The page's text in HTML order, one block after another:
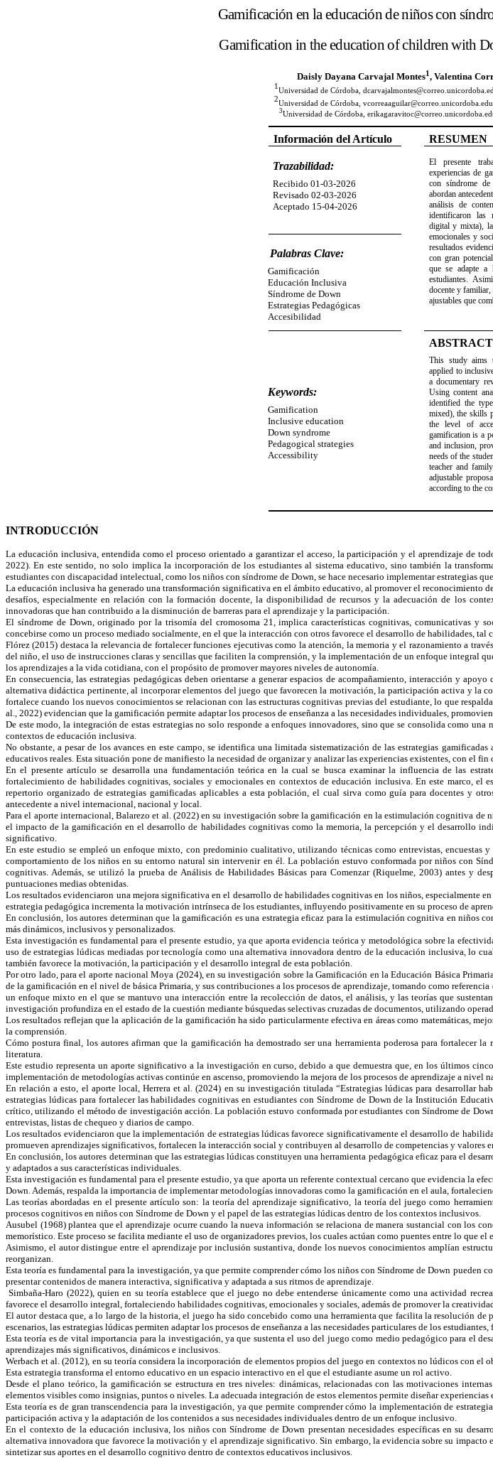
Gamificación en la educación de niños con
Gamification in the education of children with
Daisly Dayana Carvajal Montes1, Valentina
1
Universidad de Córdoba,
2
Universidad de Córdoba,
3Universidad de Córdoba,
Información del Artículo RESUMEN
Trazabilidad:
Recibido 01-03-2026
Revisado 02-03-2026
Aceptado 15-04-2026
El presente
experiencias de
con síndrome
abordan
análisis de
identificaron las
digital y mixta),
emocionales y
resultados
con gran
que se adapte a
estudiantes.
docente y familiar,
ajustables que
Palabras Clave:
Gamificación
Educación Inclusiva
Síndrome de Down
Estrategias Pedagógicas
Accesibilidad
Keywords:
Gamification
Inclusive education
Down syndrome
Pedagogical strategies
Accessibility
ABSTRACT
This study aims
applied to
a documentary
Using content
identified the
mixed), the skills
the level of
gamification is a
and inclusion,
needs of the
teacher and
adjustable
according to the
INTRODUCCIÓN
La educación inclusiva, entendida como el proceso orientado a garantizar el acceso, la participación y el aprendizaje de
2022). En este sentido, no solo implica la incorporación de los estudiantes al sistema educativo, sino también la
estudiantes con discapacidad intelectual, como los niños con síndrome de Down, se hace necesario implementar estrategias
La educación inclusiva ha generado una transformación significativa en el ámbito educativo, al promover el reconocimiento
desafíos, especialmente en relación con la formación docente, la disponibilidad de recursos y la adecuación de los
innovadoras que han contribuido a la disminución de barreras para el aprendizaje y la participación.
El síndrome de Down, originado por la trisomía del cromosoma 21, implica características cognitivas, comunicativas y
concebirse como un proceso mediado socialmente, en el que la interacción con otros favorece el desarrollo de habilidades, tal
Flórez (2015) destaca la relevancia de fortalecer funciones ejecutivas como la atención, la memoria y el razonamiento a
del niño, el uso de instrucciones claras y sencillas que faciliten la comprensión, y la implementación de un enfoque
los aprendizajes a la vida cotidiana, con el propósito de promover mayores niveles de autonomía.
En consecuencia, las estrategias pedagógicas deben orientarse a generar espacios de acompañamiento, interacción y
alternativa didáctica pertinente, al incorporar elementos del juego que favorecen la motivación, la participación activa y la
fortalece cuando los nuevos conocimientos se relacionan con las estructuras cognitivas previas del estudiante, lo que
al., 2022) evidencian que la gamificación permite adaptar los procesos de enseñanza a las necesidades individuales,
De este modo, la integración de estas estrategias no solo responde a enfoques innovadores, sino que se consolida como
contextos de educación inclusiva.
No obstante, a pesar de los avances en este campo, se identifica una limitada sistematización de las estrategias
educativos reales. Esta situación pone de manifiesto la necesidad de organizar y analizar las experiencias existentes, con el
En el presente artículo se desarrolla una fundamentación teórica en la cual se busca examinar la influencia de las
fortalecimiento de habilidades cognitivas, sociales y emocionales en contextos de educación inclusiva. En este marco,
repertorio organizado de estrategias gamificadas aplicables a esta población, el cual sirva como guía para docentes y
antecedente a nivel internacional, nacional y local.
Para el aporte internacional, Balarezo et al. (2022) en su investigación sobre la gamificación en la estimulación cognitiva
el impacto de la gamificación en el desarrollo de habilidades cognitivas como la memoria, la percepción y el desarrollo
significativo.
En este estudio se empleó un enfoque mixto, con predominio cualitativo, utilizando técnicas como entrevistas,
comportamiento de los niños en su entorno natural sin intervenir en él. La población estuvo conformada por niños con
cognitivas. Además, se utilizó la prueba de Análisis de Habilidades Básicas para Comenzar (Riquelme, 2003) antes y
puntuaciones medias obtenidas.
Los resultados evidenciaron una mejora significativa en el desarrollo de habilidades cognitivas en los niños, especialmente
estrategia pedagógica incrementa la motivación intrínseca de los estudiantes, influyendo positivamente en su proceso de
En conclusión, los autores determinan que la gamificación es una estrategia eficaz para la estimulación cognitiva en niños
más dinámicos, inclusivos y personalizados.
Esta investigación es fundamental para el presente estudio, ya que aporta evidencia teórica y metodológica sobre la
uso de estrategias lúdicas mediadas por tecnología como una alternativa innovadora dentro de la educación inclusiva, lo
también favorece la motivación, la participación y el desarrollo integral de esta población.
Por otro lado, para el aporte nacional Moya (2024), en su investigación sobre la Gamificación en la Educación Básica
de la gamificación en el nivel de básica Primaria, y sus contribuciones a los procesos de aprendizaje, tomando como
un enfoque mixto en el que se mantuvo una interacción entre la recolección de datos, el análisis, y las teorías que
investigación profundiza en el estado de la cuestión mediante búsquedas selectivas cruzadas de documentos, utilizando
Los resultados reflejan que la aplicación de la gamificación ha sido particularmente efectiva en áreas como matemáticas,
la comprensión.
Cómo postura final, los autores afirman que la gamificación ha demostrado ser una herramienta poderosa para fortalecer
literatura.
Este estudio representa un aporte significativo a la investigación en curso, debido a que demuestra que, en los últimos
implementación de metodologías activas continúe en ascenso, promoviendo la mejora de los procesos de aprendizaje a nivel
En relación a esto, el aporte local, Herrera et al. (2024) en su investigación titulada “Estrategias lúdicas para desarrollar
estrategias lúdicas para fortalecer las habilidades cognitivas en estudiantes con Síndrome de Down de la Institución
crítico, utilizando el método de investigación acción. La población estuvo conformada por estudiantes con Síndrome de
entrevistas, listas de chequeo y diarios de campo.
Los resultados evidenciaron que la implementación de estrategias lúdicas favorece significativamente el desarrollo de
promueven aprendizajes significativos, fortalecen la interacción social y contribuyen al desarrollo de competencias y valores
En conclusión, los autores determinan que las estrategias lúdicas constituyen una herramienta pedagógica eficaz para el
y adaptados a sus características individuales.
Esta investigación es fundamental para el presente estudio, ya que aporta un referente contextual cercano que evidencia la
Down. Además, respalda la importancia de implementar metodologías innovadoras como la gamificación en el aula,
Las teorías abordadas en el presente artículo son: la teoría del aprendizaje significativo, la teoría del juego como
procesos cognitivos en niños con Síndrome de Down y el papel de las estrategias lúdicas dentro de los contextos inclusivos.
Ausubel (1968) plantea que el aprendizaje ocurre cuando la nueva información se relaciona de manera sustancial con los
memorístico. Este proceso se facilita mediante el uso de organizadores previos, los cuales actúan como puentes entre lo que el
Asimismo, el autor distingue entre el aprendizaje por inclusión sustantiva, donde los nuevos conocimientos amplían
reorganizan.
Esta teoría es fundamental para la investigación, ya que permite comprender cómo los niños con Síndrome de Down
presentar contenidos de manera interactiva, significativa y adaptada a sus ritmos de aprendizaje.
Simbaña-Haro (2022), quien en su teoría establece que el juego no debe entenderse únicamente como una actividad
favorece el desarrollo integral, fortaleciendo habilidades cognitivas, emocionales y sociales, además de promover la
El autor destaca que, a lo largo de la historia, el juego ha sido concebido como una herramienta que facilita la resolución
escenarios, las estrategias lúdicas permiten adaptar los procesos de enseñanza a las necesidades particulares de los
Esta teoría es de vital importancia para la investigación, ya que sustenta el uso del juego como medio pedagógico para el
aprendizajes más significativos, dinámicos e inclusivos.
Werbach et al. (2012), en su teoría considera la incorporación de elementos propios del juego en contextos no lúdicos con
Esta estrategia transforma el entorno educativo en un espacio interactivo en el que el estudiante asume un rol activo.
Desde el plano teórico, la gamificación se estructura en tres niveles: dinámicas, relacionadas con las motivaciones
elementos visibles como insignias, puntos o niveles. La adecuada integración de estos elementos permite diseñar experiencias
Esta teoría es de gran transcendencia para la investigación, ya que permite comprender cómo la implementación de
participación activa y la adaptación de los contenidos a sus necesidades individuales dentro de un enfoque inclusivo.
En el contexto de la educación inclusiva, los niños con Síndrome de Down presentan necesidades específicas en su
alternativa innovadora que favorece la motivación y el aprendizaje significativo. Sin embargo, la evidencia sobre su
sintetizar sus aportes en el desarrollo cognitivo dentro de contextos educativos inclusivos.